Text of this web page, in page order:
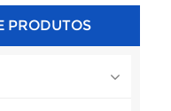
PRODUTOS